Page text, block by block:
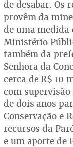
de desabar. Os
provêm da
de uma
Ministério
também da
Senhora da
cerca de R$ 10
com
de dois anos
Conservação e
recursos da
e um aporte de